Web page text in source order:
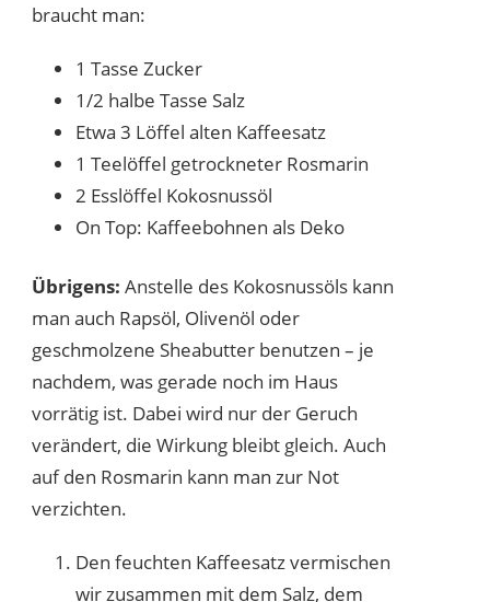
braucht man:
1 Tasse Zucker
1/2 halbe Tasse Salz
Etwa 3 Löffel alten Kaffeesatz
1 Teelöffel getrockneter Rosmarin
2 Esslöffel Kokosnussöl
On Top: Kaffeebohnen als Deko
Übrigens: Anstelle des Kokosnussöls kann
man auch Rapsöl, Olivenöl oder
geschmolzene Sheabutter benutzen – je
nachdem, was gerade noch im Haus
vorrätig ist. Dabei wird nur der Geruch
verändert, die Wirkung bleibt gleich. Auch
auf den Rosmarin kann man zur Not
verzichten.
Den feuchten Kaffeesatz vermischen
wir zusammen mit dem Salz, dem